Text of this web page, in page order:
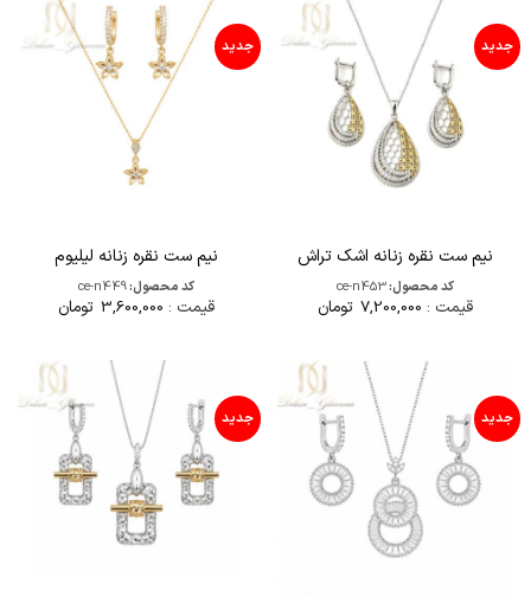
جدید
نیم ست نقره زنانه اشک تراش
کد محصول:ce-n453
قیمت : 7,200,000 تومان
جدید
نیم ست نقره زنانه لیلیوم
کد محصول:ce-n449
قیمت : 3,600,000 تومان
جدید جدید